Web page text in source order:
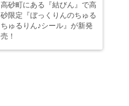
高砂町にある『結びん』で高
砂限定『ぼっくりんのちゅる
ちゅるりん♪シール』が新発
売！